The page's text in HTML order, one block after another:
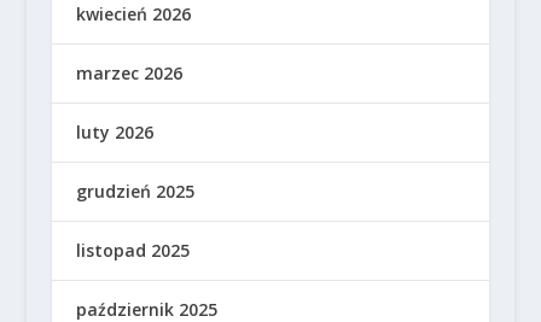
kwiecień 2026
marzec 2026
luty 2026
grudzień 2025
listopad 2025
październik 2025